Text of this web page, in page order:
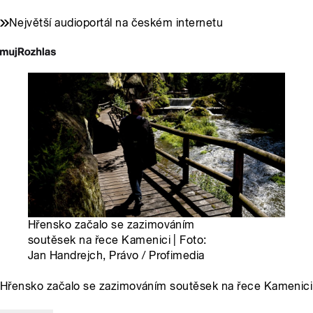
Největší audioportál na českém internetu
Hřensko začalo se zazimováním
soutěsek na řece Kamenici | Foto:
Jan Handrejch, Právo / Profimedia
Hřensko začalo se zazimováním soutěsek na řece Kamenici